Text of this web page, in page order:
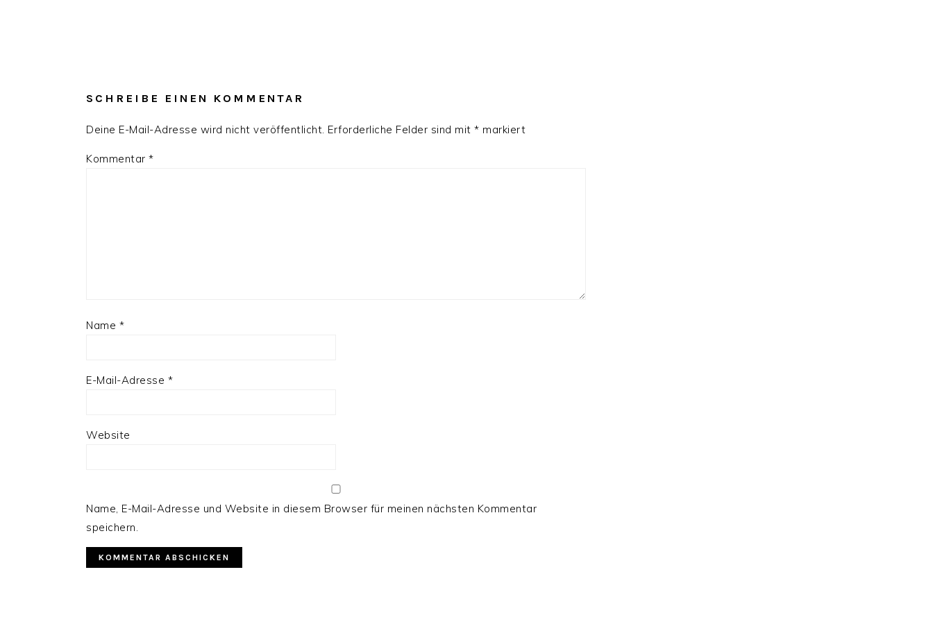
SCHREIBE EINEN KOMMENTAR
Deine E-Mail-Adresse wird nicht veröffentlicht. Erforderliche Felder sind mit * markiert
Kommentar *
Name *
E-Mail-Adresse *
Website
Name, E-Mail-Adresse und Website in diesem Browser für meinen nächsten Kommentar
speichern.